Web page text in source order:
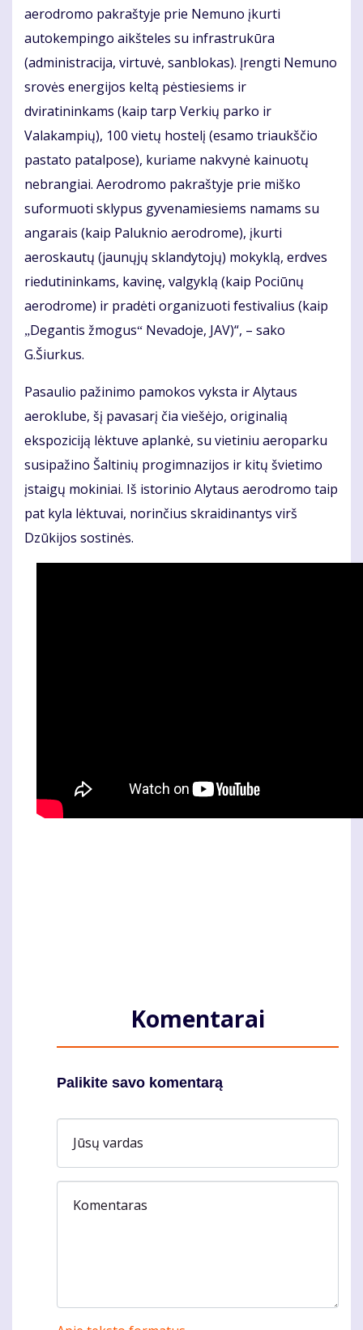
aerodromo pakraštyje prie Nemuno įkurti
autokempingo aikšteles su infrastrukūra
(administracija, virtuvė, sanblokas). Įrengti Nemuno
srovės energijos keltą pėstiesiems ir
dviratininkams (kaip tarp Verkių parko ir
Valakampių), 100 vietų hostelį (esamo triaukščio
pastato patalpose), kuriame nakvynė kainuotų
nebrangiai. Aerodromo pakraštyje prie miško
suformuoti sklypus gyvenamiesiems namams su
angarais (kaip Paluknio aerodrome), įkurti
aeroskautų (jaunųjų sklandytojų) mokyklą, erdves
riedutininkams, kavinę, valgyklą (kaip Pociūnų
aerodrome) ir pradėti organizuoti festivalius (kaip
„Degantis žmogus“ Nevadoje, JAV)“, – sako
G.Šiurkus.
Pasaulio pažinimo pamokos vyksta ir Alytaus
aeroklube, šį pavasarį čia viešėjo, originalią
ekspoziciją lėktuve aplankė, su vietiniu aeroparku
susipažino Šaltinių progimnazijos ir kitų švietimo
įstaigų mokiniai. Iš istorinio Alytaus aerodromo taip
pat kyla lėktuvai, norinčius skraidinantys virš
Dzūkijos sostinės.
Komentarai
Palikite savo komentarą
Jūsų vardas
Komentaras